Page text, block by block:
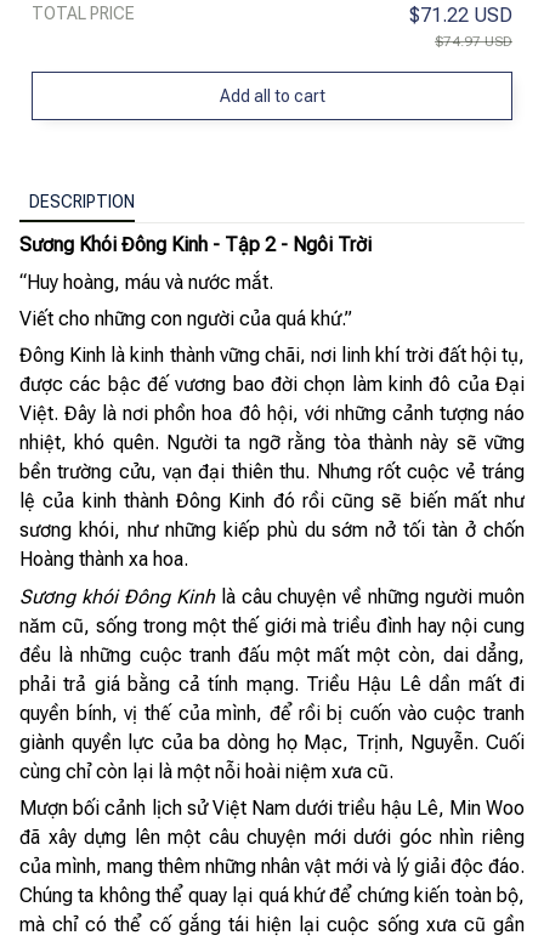
TOTAL PRICE $71.22 USD
$74.97 USD
Add all to cart
DESCRIPTION
Sương Khói Đông Kinh - Tập 2 - Ngôi Trời
“Huy hoàng, máu và nước mắt.
Viết cho những con người của quá khứ.”
Đông Kinh là kinh thành vững chãi, nơi linh khí trời đất hội tụ,
được các bậc đế vương bao đời chọn làm kinh đô của Đại
Việt. Đây là nơi phồn hoa đô hội, với những cảnh tượng náo
nhiệt, khó quên. Người ta ngỡ rằng tòa thành này sẽ vững
bền trường cửu, vạn đại thiên thu. Nhưng rốt cuộc vẻ tráng
lệ của kinh thành Đông Kinh đó rồi cũng sẽ biến mất như
sương khói, như những kiếp phù du sớm nở tối tàn ở chốn
Hoàng thành xa hoa.
Sương khói Đông Kinh là câu chuyện về những người muôn
năm cũ, sống trong một thế giới mà triều đình hay nội cung
đều là những cuộc tranh đấu một mất một còn, dai dẳng,
phải trả giá bằng cả tính mạng. Triều Hậu Lê dần mất đi
quyền bính, vị thế của mình, để rồi bị cuốn vào cuộc tranh
giành quyền lực của ba dòng họ Mạc, Trịnh, Nguyễn. Cuối
cùng chỉ còn lại là một nỗi hoài niệm xưa cũ.
Mượn bối cảnh lịch sử Việt Nam dưới triều hậu Lê, Min Woo
đã xây dựng lên một câu chuyện mới dưới góc nhìn riêng
của mình, mang thêm những nhân vật mới và lý giải độc đáo.
Chúng ta không thể quay lại quá khứ để chứng kiến toàn bộ,
mà chỉ có thể cố gắng tái hiện lại cuộc sống xưa cũ gần